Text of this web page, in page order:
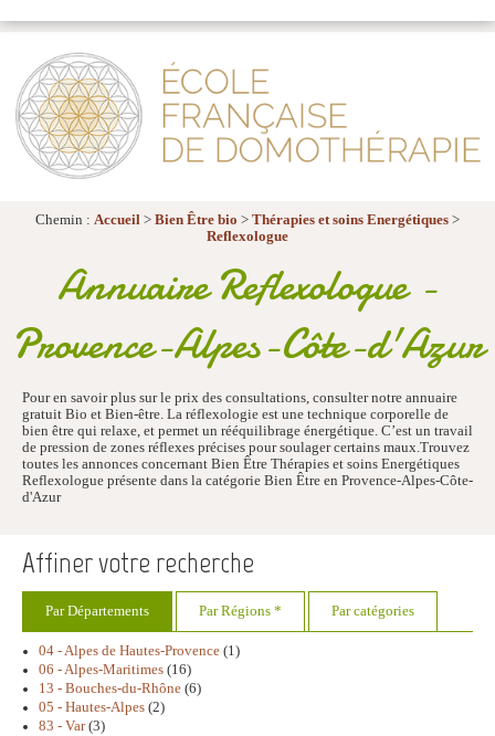
Chemin : Accueil > Bien Être bio > Thérapies et soins Energétiques >
Reflexologue
Annuaire Reflexologue -
Provence-Alpes-Côte-d'Azur
Pour en savoir plus sur le prix des consultations, consulter notre annuaire
gratuit Bio et Bien-être. La réflexologie est une technique corporelle de
bien être qui relaxe, et permet un rééquilibrage énergétique. C’est un travail
de pression de zones réflexes précises pour soulager certains maux.Trouvez
toutes les annonces concernant Bien Être Thérapies et soins Energétiques
Reflexologue présente dans la catégorie Bien Être en Provence-Alpes-Côte-
d'Azur
Affiner votre recherche
Par Départements Par Régions * Par catégories
04 - Alpes de Hautes-Provence (1)
06 - Alpes-Maritimes (16)
13 - Bouches-du-Rhône (6)
05 - Hautes-Alpes (2)
83 - Var(3)